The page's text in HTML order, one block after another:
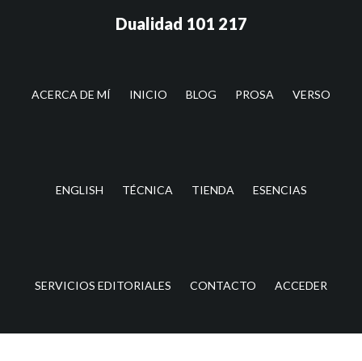
lateral
Dualidad 101 217
ACERCA DE MÍ INICIO BLOG PROSA VERSO
ENGLISH TÉCNICA TIENDA ESENCIAS
SERVICIOS EDITORIALES CONTACTO ACCEDER